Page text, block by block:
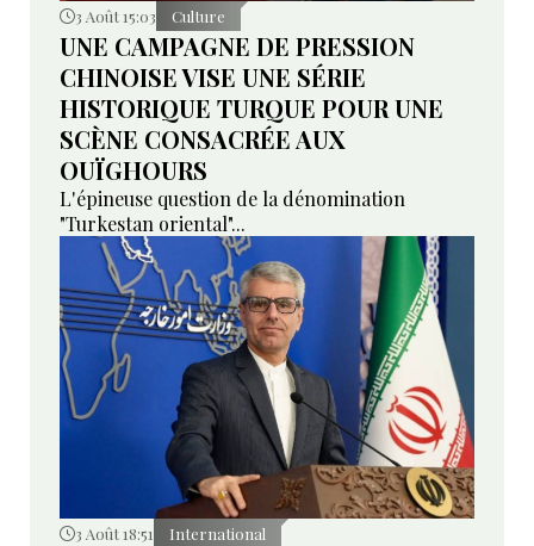
3 Août 15:03 Culture
UNE CAMPAGNE DE PRESSION
CHINOISE VISE UNE SÉRIE
HISTORIQUE TURQUE POUR UNE
SCÈNE CONSACRÉE AUX
OUÏGHOURS
L'épineuse question de la dénomination
"Turkestan oriental"...
3 Août 18:51 International